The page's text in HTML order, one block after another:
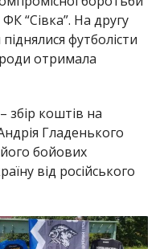
“Сівка”. На другу
футболісти
отримала
збір коштів на
Гладенького
бойових
від російського